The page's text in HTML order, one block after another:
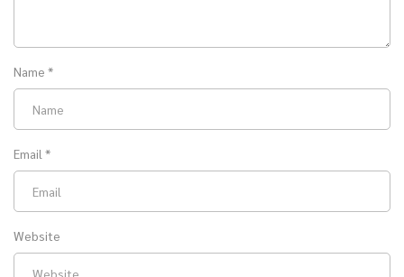
Name *
Email *
Website